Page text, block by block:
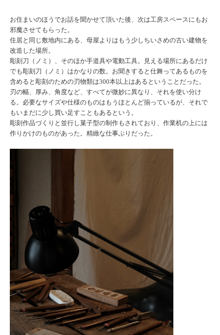
お住まいのほうでお話を聞かせて頂いた後、次は工房スペースにもお
邪魔させてもらった。
住居と同じ敷地内にある、母屋よりはもう少しちいさめの古い建物を
改造した場所。
彫刻刀（ノミ）、そのほか手道具や電動工具。見える場所にあるだけ
でも彫刻刀（ノミ）はかなりの数。お聞きすると仕舞ってあるものを
含めると彫刻のための刃物類は300本以上はあるということだった。
刃の幅、厚み、角度など、すべてが微妙に異なり、それを使い分け
る。必要なサイズや仕様のものはもうほとんど揃っているが、それで
もいまだに少し買い足すこともあるという。
彫刻作品づくりと並行し菓子型の制作もされており、作業机の上には
作りかけのものがあった。精緻な仕事ぶりだった。